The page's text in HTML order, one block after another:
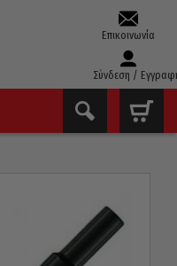
Επικοινωνία
Σύνδεση /
ΤΟΡΝΙΡΙΣΜΈΝΟ